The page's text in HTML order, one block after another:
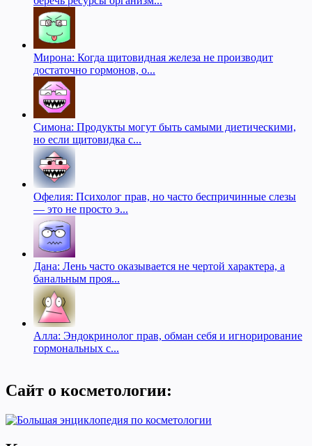
Мирона: Когда щитовидная железа не производит
достаточно гормонов, о...
Симона: Продукты могут быть самыми диетическими,
но если щитовидка с...
Офелия: Психолог прав, но часто беспричинные слезы
— это не просто э...
Дана: Лень часто оказывается не чертой характера, а
банальным проя...
Алла: Эндокринолог прав, обман себя и игнорирование
гормональных с...
Сайт о косметологии: